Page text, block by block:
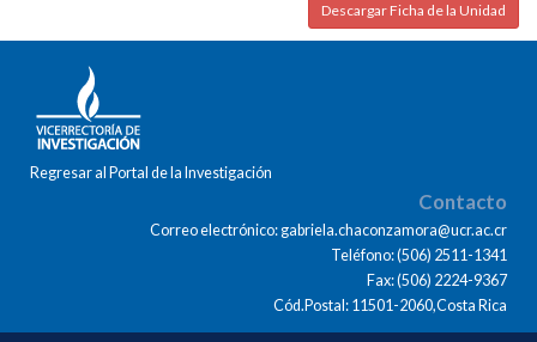
Descargar Ficha de la Unidad
Regresar al Portal de la Investigación
Contacto
Correo electrónico: gabriela.chaconzamora@ucr.ac.cr
Teléfono: (506) 2511-1341
Fax: (506) 2224-9367
Cód.Postal: 11501-2060,Costa Rica